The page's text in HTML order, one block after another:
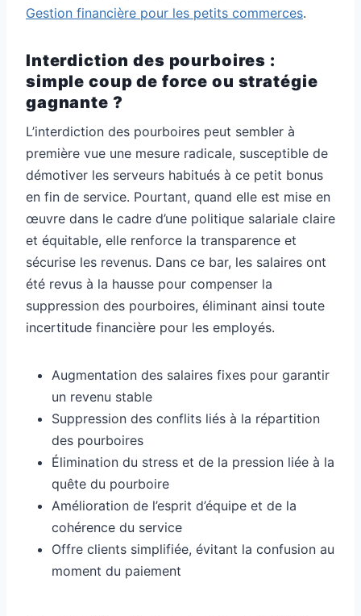
Gestion financière pour les petits commerces.
Interdiction des pourboires :
simple coup de force ou stratégie
gagnante ?
L’interdiction des pourboires peut sembler à
première vue une mesure radicale, susceptible de
démotiver les serveurs habitués à ce petit bonus
en fin de service. Pourtant, quand elle est mise en
œuvre dans le cadre d’une politique salariale claire
et équitable, elle renforce la transparence et
sécurise les revenus. Dans ce bar, les salaires ont
été revus à la hausse pour compenser la
suppression des pourboires, éliminant ainsi toute
incertitude financière pour les employés.
Augmentation des salaires fixes pour garantir
un revenu stable
Suppression des conflits liés à la répartition
des pourboires
Élimination du stress et de la pression liée à la
quête du pourboire
Amélioration de l’esprit d’équipe et de la
cohérence du service
Offre clients simplifiée, évitant la confusion au
moment du paiement